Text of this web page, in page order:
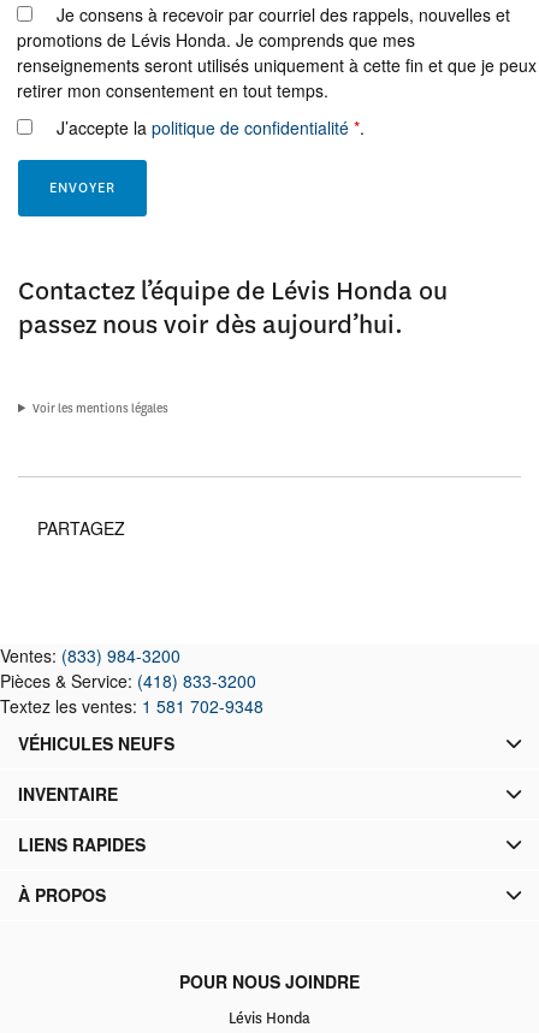
Je consens à recevoir par courriel des rappels, nouvelles et
promotions de Lévis Honda. Je comprends que mes
renseignements seront utilisés uniquement à cette fin et que je peux
retirer mon consentement en tout temps.
J’accepte la politique de confidentialité *.
Contactez l’équipe de Lévis Honda ou
passez nous voir dès aujourd’hui.
Voir les mentions légales
PARTAGEZ
Ventes: (833) 984-3200
Pièces & Service: (418) 833-3200
Textez les ventes: 1 581 702-9348
POUR NOUS JOINDRE
Lévis Honda
VÉHICULES NEUFS
INVENTAIRE
LIENS RAPIDES
À PROPOS